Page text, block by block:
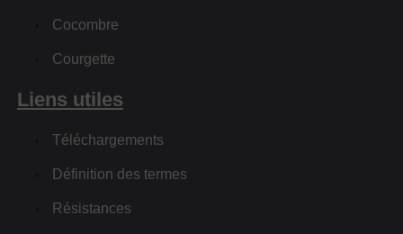
Cocombre
Courgette
Liens utiles
Téléchargements
Définition des termes
Résistances